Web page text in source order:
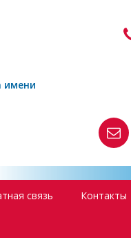
имени
связь Контакты